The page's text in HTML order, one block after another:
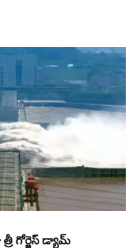
గోర్జెస్‌ డ్యామ్‌